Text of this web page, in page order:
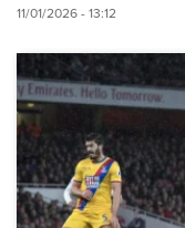
11/01/2026 - 13:12